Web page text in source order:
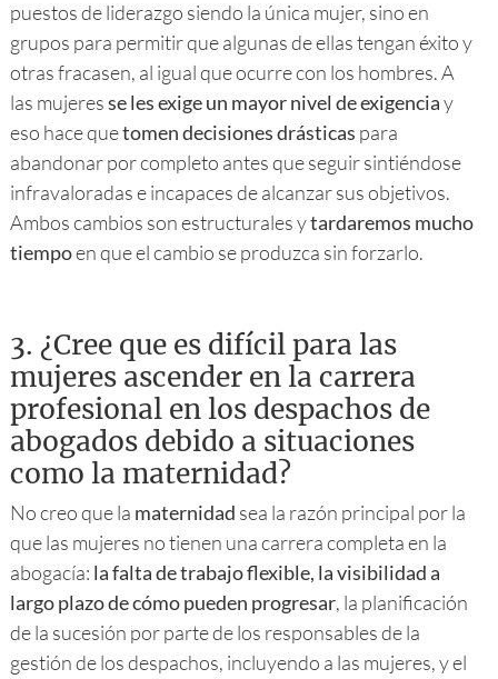
puestos de liderazgo siendo la única mujer, sino en
grupos para permitir que algunas de ellas tengan éxito y
otras fracasen, al igual que ocurre con los hombres. A
las mujeresse les exige un mayor nivel de exigenciay
eso hace quetomen decisiones drásticas para
abandonar por completo antes que seguir sintiéndose
infravaloradas e incapaces de alcanzar sus objetivos.
Ambos cambios son estructurales ytardaremos mucho
tiempoen que el cambio se produzca sin forzarlo.
3. ¿Cree que es difícil para las
mujeres ascender en la carrera
profesional en los despachos de
abogados debido a situaciones
como la maternidad?
No creo que la maternidad sea la razón principal por la
que las mujeres no tienen una carrera completa en la
abogacía: la falta de trabajo flexible, la visibilidad a
largo plazo de cómo pueden progresar, la planificación
de la sucesión por parte de los responsables de la
gestión de los despachos, incluyendo a las mujeres, y el